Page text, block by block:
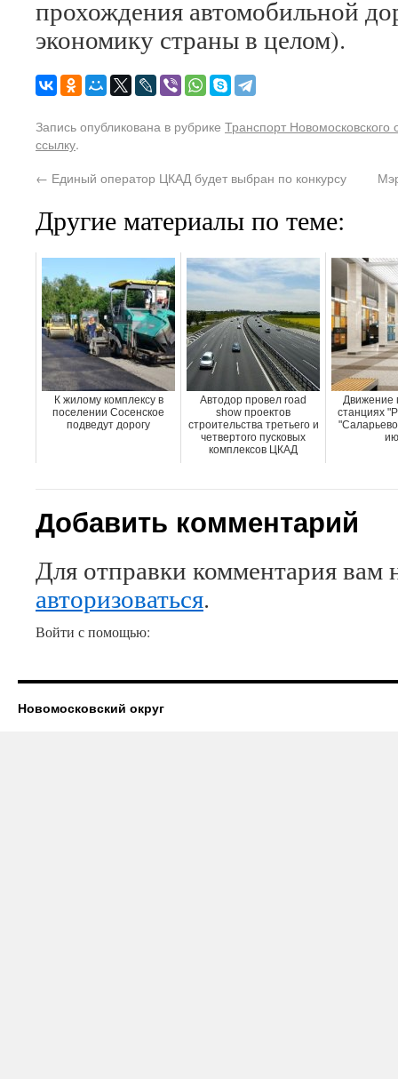
прохождения автомобильной
экономику страны в целом).
Запись опубликована в рубрике Транспорт Новомосковского
ссылку.
← Единый оператор ЦКАД будет выбран по конкурсу
Другие материалы по теме:
К жилому комплексу в
поселении Сосенское
подведут дорогу
Автодор провел road
show проектов
строительства третьего и
четвертого пусковых
комплексов ЦКАД
Движение
станциях
Добавить комментарий
Для отправки комментария вам
авторизоваться.
Войти с помощью:
Новомосковский округ